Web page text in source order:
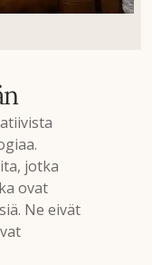
jotka
ovat
Ne eivät